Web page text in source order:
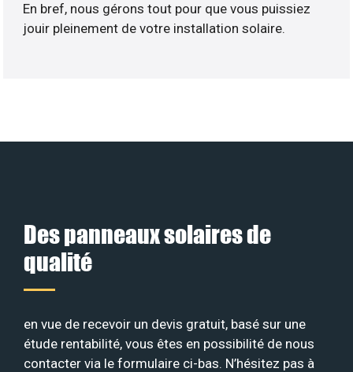
En bref, nous gérons tout pour que vous puissiez
jouir pleinement de votre installation solaire.
Des panneaux solaires de
qualité
en vue de recevoir un devis gratuit, basé sur une
étude rentabilité, vous êtes en possibilité de nous
contacter via le formulaire ci-bas. N’hésitez pas à